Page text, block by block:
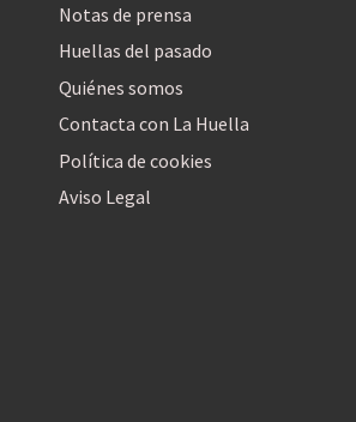
Notas de prensa
Huellas del pasado
Quiénes somos
Contacta con La Huella
Política de cookies
Aviso Legal